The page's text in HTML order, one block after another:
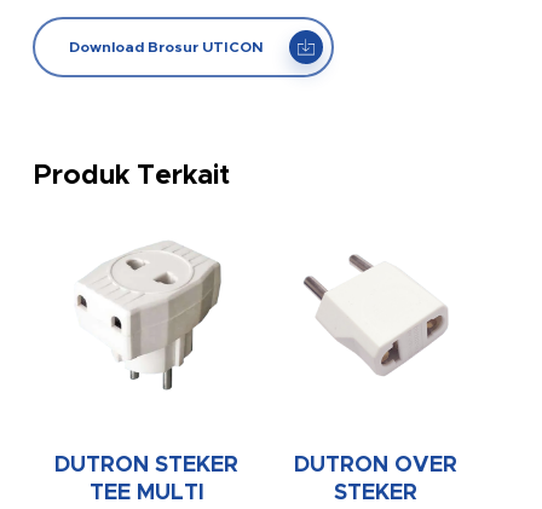
Download Brosur UTICON
Produk Terkait
DUTRON STEKER
TEE MULTI
DUTRON OVER
STEKER